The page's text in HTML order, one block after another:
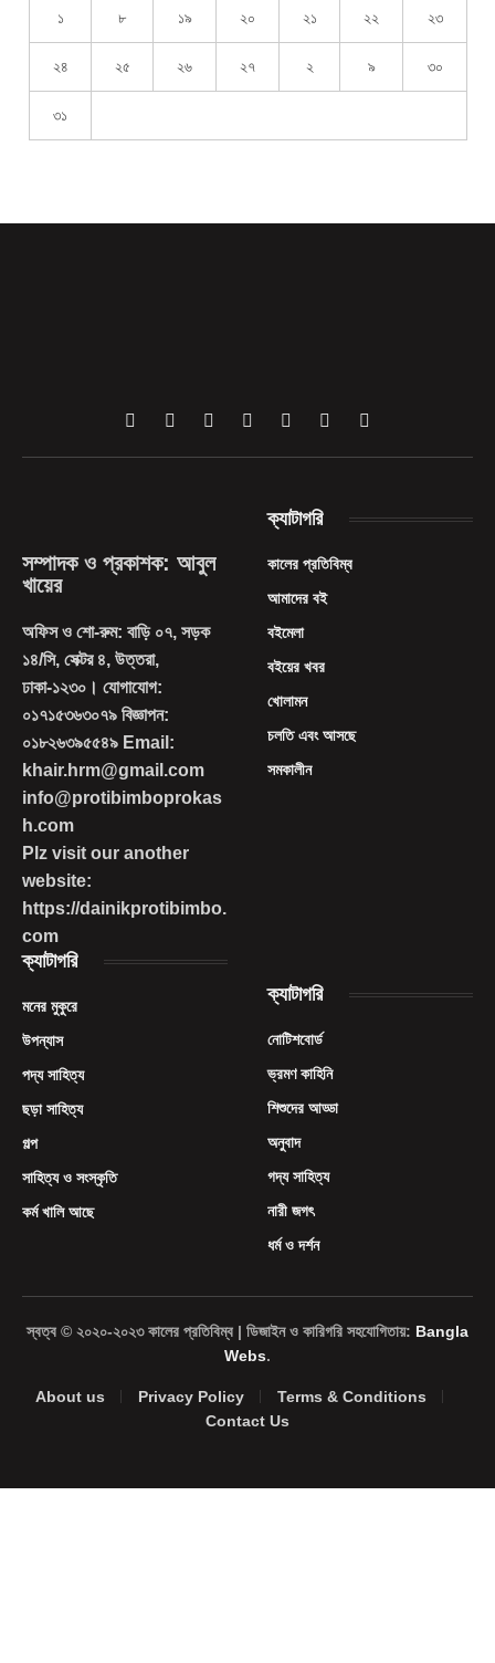
১ ৮ ১৯ ২০ ২১ ২২ ২৩
২৪ ২৫ ২৬ ২৭ ২ ৯ ৩০
৩১
Facebook
X
(Twitter)
PinterestVimeoWhatsAppTikTokInstagram
সম্পাদক ও প্রকাশক: আবুল
খায়ের
অফিস ও শো-রুম: বাড়ি ০৭, সড়ক
১৪/সি, সেক্টর ৪, উত্তরা,
ঢাকা-১২৩০। যোগাযোগ:
০১৭১৫৩৬৩০৭৯ বিজ্ঞাপন:
০১৮২৬৩৯৫৫৪৯ Email:
khair.hrm@gmail.com
info@protibimboprokas
h.com
Plz visit our another
website:
https://dainikprotibimbo.
com
ক্যাটাগরি
কালের প্রতিবিম্ব
আমাদের বই
বইমেলা
বইয়ের খবর
খোলামন
চলতি এবং আসছে
সমকালীন
ক্যাটাগরি
মনের মুকুরে
উপন্যাস
পদ্য সাহিত্য
ছড়া সাহিত্য
গল্প
সাহিত্য ও সংস্কৃতি
কর্ম খালি আছে
ক্যাটাগরি
নোটিশবোর্ড
ভ্রমণ কাহিনি
শিশুদের আড্ডা
অনুবাদ
গদ্য সাহিত্য
নারী জগৎ
ধর্ম ও দর্শন
স্বত্ব © ২০২০-২০২৩ কালের প্রতিবিম্ব | ডিজাইন ও কারিগরি সহযোগিতায়: Bangla
Webs.
About us Privacy Policy
Terms & Conditions
Contact Us